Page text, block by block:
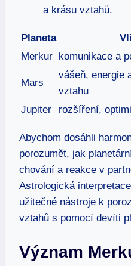
a krásu vztahů.
Planeta
Merkur komunikace a
Mars
vášeň, energie
vztahu
Jupiter
rozšíření,
Abychom dosáhli⁣
porozumět, jak
chování a reakce v‍
Astrologická
užitečné nástroje ​k
vztahů s pomocí‍ devíti
Význam⁢